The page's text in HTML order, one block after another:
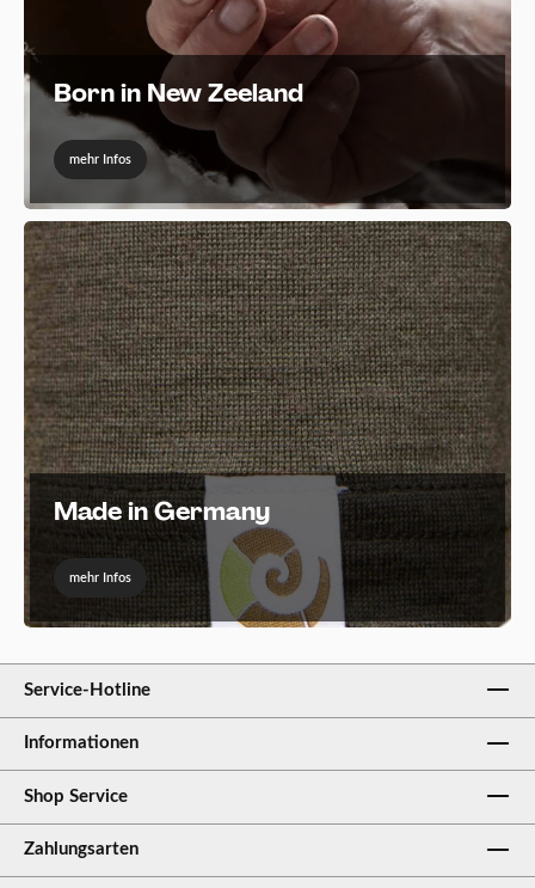
Born in New Zeeland
mehr Infos
Made in Germany
mehr Infos
Service-Hotline
Informationen
Shop Service
Zahlungsarten